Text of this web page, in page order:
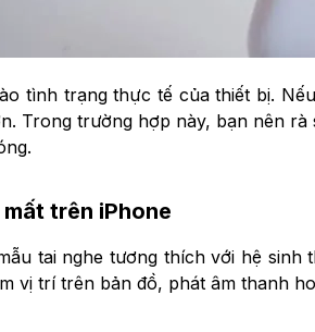
tình trạng thực tế của thiết bị.
Trong trường hợp này, bạn nên
trên iPhone
tai nghe tương thích với hệ
vị trí trên bản đồ, phát âm thanh